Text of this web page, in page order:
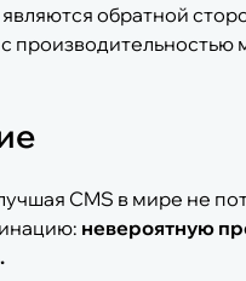
являются обратной
производительностью
CMS в мире не
невероятную